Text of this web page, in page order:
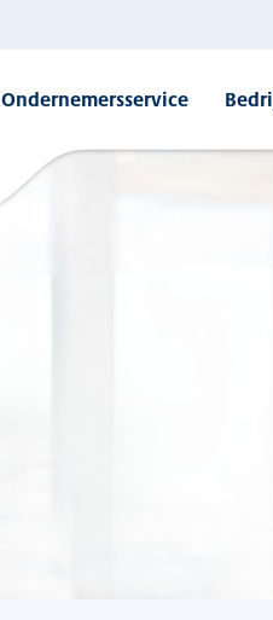
Ondernemersservice